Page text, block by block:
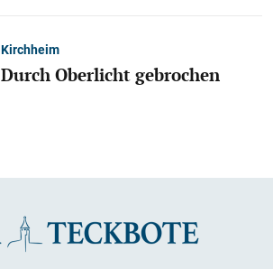
Kirchheim
Durch Oberlicht gebrochen